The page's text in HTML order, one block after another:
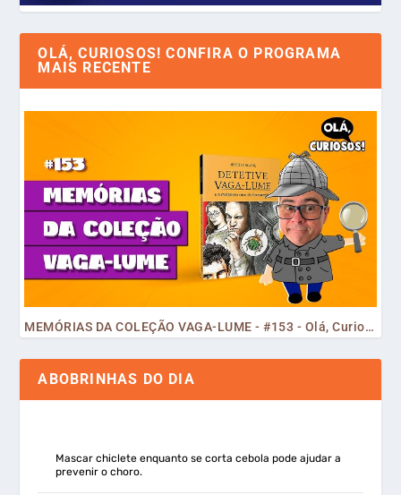
OLÁ, CURIOSOS! CONFIRA O PROGRAMA
MAIS RECENTE
MEMÓRIAS DA COLEÇÃO VAGA-LUME - #153 - Olá, Curiosos! 2023
ABOBRINHAS DO DIA
Mascar chiclete enquanto se corta cebola pode ajudar a
prevenir o choro.